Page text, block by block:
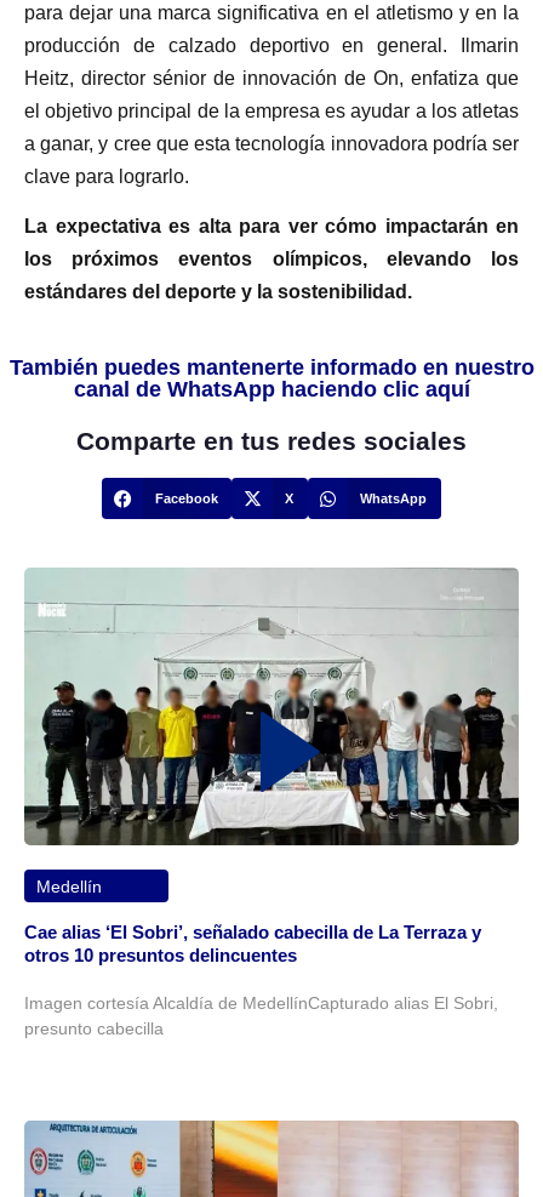
para dejar una marca significativa en el atletismo y en la
producción de calzado deportivo en general. Ilmarin
Heitz, director sénior de innovación de On, enfatiza que
el objetivo principal de la empresa es ayudar a los atletas
a ganar, y cree que esta tecnología innovadora podría ser
clave para lograrlo.
La expectativa es alta para ver cómo impactarán en
los próximos eventos olímpicos, elevando los
estándares del deporte y la sostenibilidad.
También puedes mantenerte informado en nuestro
canal de WhatsApp haciendo clic aquí
Comparte en tus redes sociales
Facebook X WhatsApp
Medellín
Cae alias ‘El Sobri’, señalado cabecilla de La Terraza y
otros 10 presuntos delincuentes
Imagen cortesía Alcaldía de MedellínCapturado alias El Sobri,
presunto cabecilla